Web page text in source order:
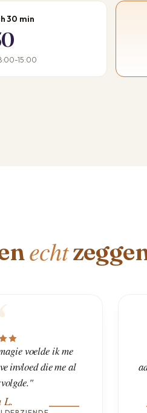
30 min
15:00
echt
voelde ik me
invloed die me al
L.